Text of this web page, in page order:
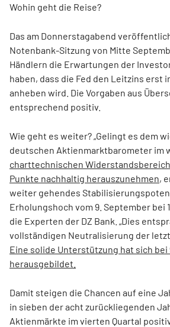
Wohin geht die Reise?
Das am Donnerstagabend
Notenbank-Sitzung von Mitte
Händlern die Erwartungen der
haben, dass die Fed den Leitzins erst
anheben wird. Die Vorgaben aus
entsprechend positiv.
Wie geht es weiter? „Gelingt es dem
deutschen Aktienmarktbarometer im
charttechnischen Widerstandsbereich
Punkte nachhaltig herauszunehmen,
weiter gehendes
Erholungshoch vom 9. September bei
die Experten der DZ Bank. „Dies
vollständigen Neutralisierung der
Eine solide Unterstützung hat sich bei
herausgebildet.
Damit steigen die Chancen auf eine
in sieben der acht zurückliegenden
Aktienmärkte im vierten Quartal